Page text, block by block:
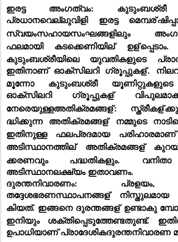
ഇരട്ട അംഗത്വം:
പ്രധാനവെല്ലുവിളി ഇരട്ട മെമ്പര്
സ്വയംസഹായസംഘങ്ങളിലും
ഫലമായി കടക്കെണിയില് ഉള്
കുടുംബശ്രീയിലെ യുവതികളുടെ
ഇതിനാണ് ഓക്സിലറി ഗ്രൂപ്പുകള്.
മൂന്നോ കുടുംബശ്രീ
ഓക്സിലറി ഗ്രൂപ്പുകള്
നേരെയുള്ളഅതിക്രമങ്ങള്: സ്ത്രീകള്
ദ്ധിക്കുന്ന അതിക്രമങ്ങള് നമ്മുടെ
ഇതിനുള്ള ഫലപ്രദമായ പരിഹാരമാണ്
അടിസ്ഥാനത്തില് അതിക്രമങ്ങള്
ക്കരണവും പദ്ധതികളും. വനിതാ
അടിസ്ഥാനലക്ഷ്യം ഇതാവണം.
ദുരന്തനിവാരണം: പ്രളയം,
തദ്ദേശഭരണസ്ഥാപനങ്ങള് നിസ്തുലമായ
കിയത്. ഇങ്ങനെ ദുരന്തങ്ങള് ഉണ്ടാകു
ഇനിയും ശക്തിപ്പെടുത്തേണ്ടതുണ്ട്.
ഉപാധിയാണ് പ്രാദേശികദുരന്തനിവാരണ